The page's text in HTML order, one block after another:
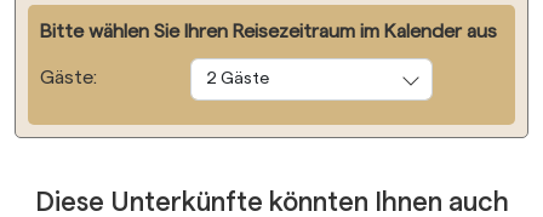
Bitte wählen Sie Ihren Reisezeitraum im Kalender aus
Gäste: 2 Gäste
Diese Unterkünfte könnten Ihnen auch